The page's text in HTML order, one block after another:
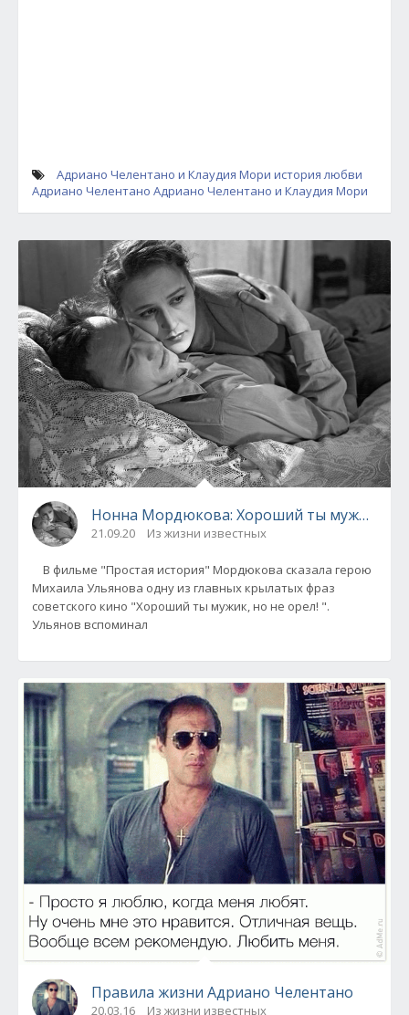
Адриано Челентано и Клаудия Мори история любви
Адриано Челентано Адриано Челентано и Клаудия Мори
Нонна Мордюкова: Хороший ты
21.09.20 Из жизни известных
В фильме "Простая история" Мордюкова сказала герою
Михаила Ульянова одну из главных крылатых фраз
советского кино "Хороший ты мужик, но не орел! ".
Ульянов вспоминал
Правила жизни Адриано Челентано
20.03.16 Из жизни известных